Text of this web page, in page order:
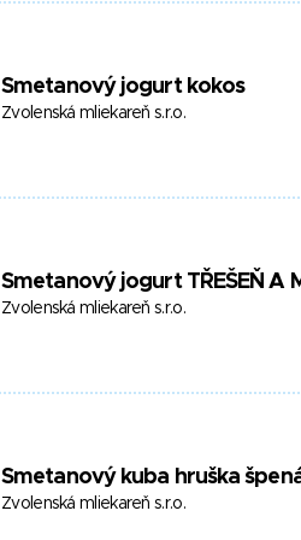
Smetanový jogurt kokos
Zvolenská mliekareň s.r.o.
Smetanový jogurt TŘEŠEŇ A
Zvolenská mliekareň s.r.o.
Smetanový kuba hruška
Zvolenská mliekareň s.r.o.